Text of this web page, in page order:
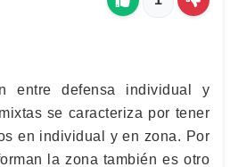
entre defensa individual y
se caracteriza por tener
en individual y en zona. Por
la zona también es otro